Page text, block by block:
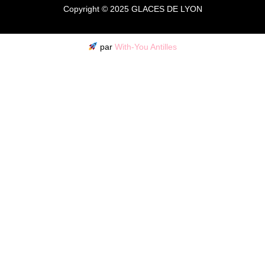
Copyright © 2025 GLACES DE LYON
par With-You Antilles